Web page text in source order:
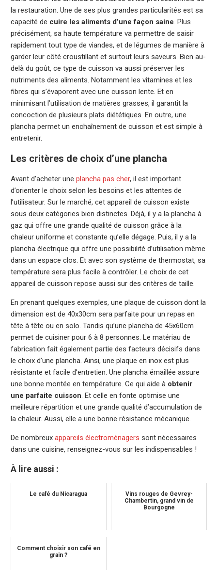
la restauration. Une de ses plus grandes particularités est sa
capacité de cuire les aliments d’une façon saine. Plus
précisément, sa haute température va permettre de saisir
rapidement tout type de viandes, et de légumes de manière à
garder leur côté croustillant et surtout leurs saveurs. Bien au-
delà du goût, ce type de cuisson va aussi préserver les
nutriments des aliments. Notamment les vitamines et les
fibres qui s’évaporent avec une cuisson lente. Et en
minimisant l’utilisation de matières grasses, il garantit la
concoction de plusieurs plats diététiques. En outre, une
plancha permet un enchaînement de cuisson et est simple à
entretenir.
Les critères de choix d’une plancha
Avant d’acheter une plancha pas cher, il est important
d’orienter le choix selon les besoins et les attentes de
l’utilisateur. Sur le marché, cet appareil de cuisson existe
sous deux catégories bien distinctes. Déjà, il y a la plancha à
gaz qui offre une grande qualité de cuisson grâce à la
chaleur uniforme et constante qu’elle dégage. Puis, il y a la
plancha électrique qui offre une possibilité d’utilisation même
dans un espace clos. Et avec son système de thermostat, sa
température sera plus facile à contrôler. Le choix de cet
appareil de cuisson repose aussi sur des critères de taille.
En prenant quelques exemples, une plaque de cuisson dont la
dimension est de 40x30cm sera parfaite pour un repas en
tête à tête ou en solo. Tandis qu’une plancha de 45x60cm
permet de cuisiner pour 6 à 8 personnes. Le matériau de
fabrication fait également partie des facteurs décisifs dans
le choix d’une plancha. Ainsi, une plaque en inox est plus
résistante et facile d’entretien. Une plancha émaillée assure
une bonne montée en température. Ce qui aide à obtenir
une parfaite cuisson. Et celle en fonte optimise une
meilleure répartition et une grande qualité d’accumulation de
la chaleur. Aussi, elle a une bonne résistance mécanique.
De nombreux appareils électroménagers sont nécessaires
dans une cuisine, renseignez-vous sur les indispensables !
À lire aussi :
Le café du Nicaragua
Vins rouges de Gevrey-
Chambertin, grand vin de
Bourgogne
Comment choisir son café en
grain ?